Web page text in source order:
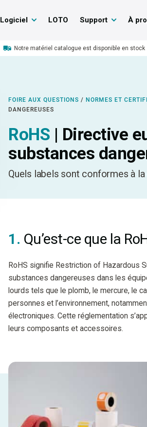
Logiciel LOTO Support À
Notre matériel catalogue est disponible en stock
FOIRE AUX QUESTIONS / NORMES ET
DANGEREUSES
RoHS | Directive
substances
Quels labels sont conformes à
1. Qu’est-ce que la
RoHS signifie Restriction of Hazardous
substances dangereuses dans les
lourds tels que le plomb, le mercure, le
personnes et l’environnement,
électroniques. Cette réglementation
leurs composants et accessoires.